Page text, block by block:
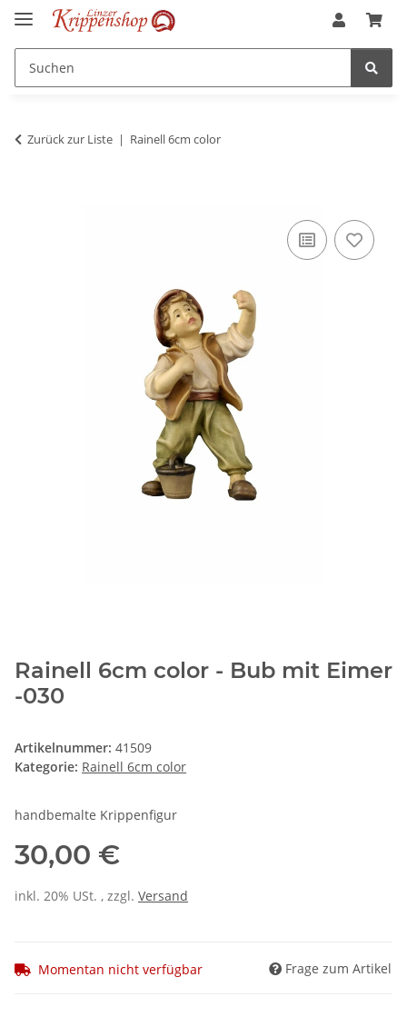
Zurück zur Liste Rainell 6cm color
Rainell 6cm color - Bub mit Eimer
-030
Artikelnummer: 41509
Kategorie: Rainell 6cm color
handbemalte Krippenfigur
30,00 €
inkl. 20% USt. , zzgl. Versand
Momentan nicht verfügbar Frage zum Artikel